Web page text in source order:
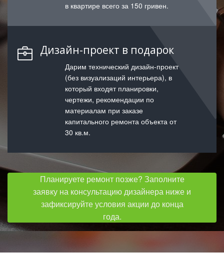
в квартире всего за 150 гривен.
Дизайн-проект в подарок
Дарим технический дизайн-проект
(без визуализаций интерьера), в
который входят планировки,
чертежи, рекомендации по
материалам при заказе
капитального ремонта объекта от
30 кв.м.
Планируете ремонт позже? Заполните
заявку на консультацию дизайнера ниже и
зафиксируйте условия акции до конца
года.